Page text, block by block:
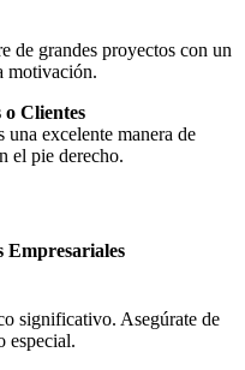
de grandes proyectos con un
motivación.
o Clientes
excelente manera de
el pie derecho.
Empresariales
significativo. Asegúrate de
especial.